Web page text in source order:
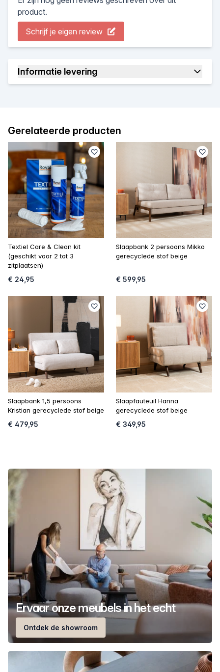
product.
Schrijf je eigen review
Informatie levering
Gerelateerde producten
Textiel Care & Clean kit
(geschikt voor 2 tot 3
zitplaatsen)
€ 24,95
Slaapbank 2 persoons Mikko
gerecyclede stof beige
€ 599,95
Slaapbank 1,5 persoons
Kristian gerecyclede stof beige
€ 479,95
Slaapfauteuil Hanna
gerecyclede stof beige
€ 349,95
Ervaar onze meubels in het echt
Ontdek de showroom